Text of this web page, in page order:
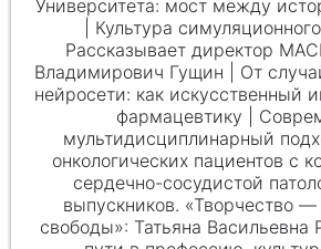
Университета: мост между
| Культура
Рассказывает директор
Владимирович Гущин | От
нейросети: как искусственный
фармацевтику |
мультидисциплинарный
онкологических пациентов с
сердечно-сосудистой
выпускников. «Творчество —
свободы»: Татьяна